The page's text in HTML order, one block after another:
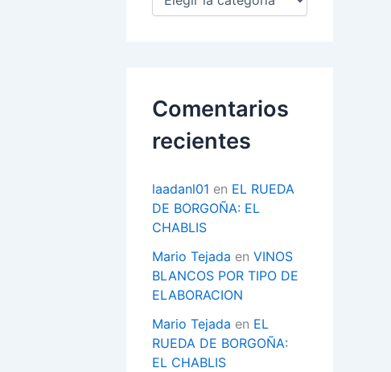
í
a
s
Comentarios
recientes
laadanl01 en EL RUEDA
DE BORGOÑA: EL
CHABLIS
Mario Tejada enVINOS
BLANCOS POR TIPO DE
ELABORACION
Mario Tejada en EL
RUEDA DE BORGOÑA:
EL CHABLIS